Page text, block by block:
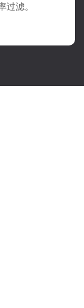
过滤。